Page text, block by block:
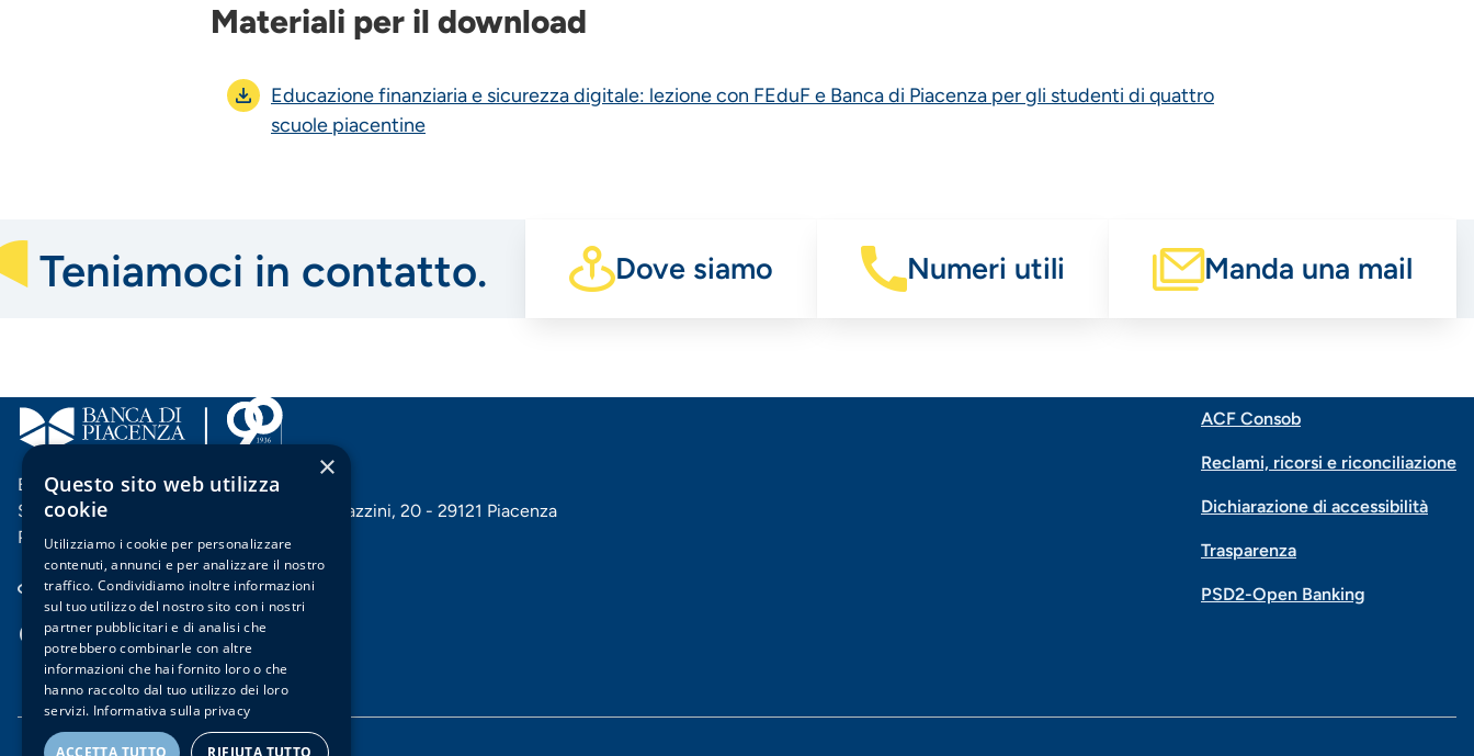
Materiali per il download
Educazione finanziaria e sicurezza digitale: lezione con FEduF e Banca di Piacenza per gli studenti di quattro
scuole piacentine
Teniamoci in contatto. Dove siamo Numeri utili Manda una mail
Banca di Piacenza soc. coop. per azioni
Sede centrale e Direzione generale: Via Mazzini, 20 - 29121 Piacenza
P. IVA 00144060332
Cerca filiale
Menu
social
Facebook
Instagram
X Vimeo
Menu
di
navigazione
pagina
ACF Consob
Reclami, ricorsi e riconciliazione
Dichiarazione di accessibilità
Trasparenza
PSD2-Open Banking
×
Questo sito web utilizza
cookie
Utilizziamo i cookie per personalizzare
contenuti, annunci e per analizzare il nostro
traffico. Condividiamo inoltre informazioni
sul tuo utilizzo del nostro sito con i nostri
partner pubblicitari e di analisi che
potrebbero combinarle con altre
informazioni che hai fornito loro o che
hanno raccolto dal tuo utilizzo dei loro
servizi. Informativa sulla privacy
ACCETTA TUTTO RIFIUTA TUTTO